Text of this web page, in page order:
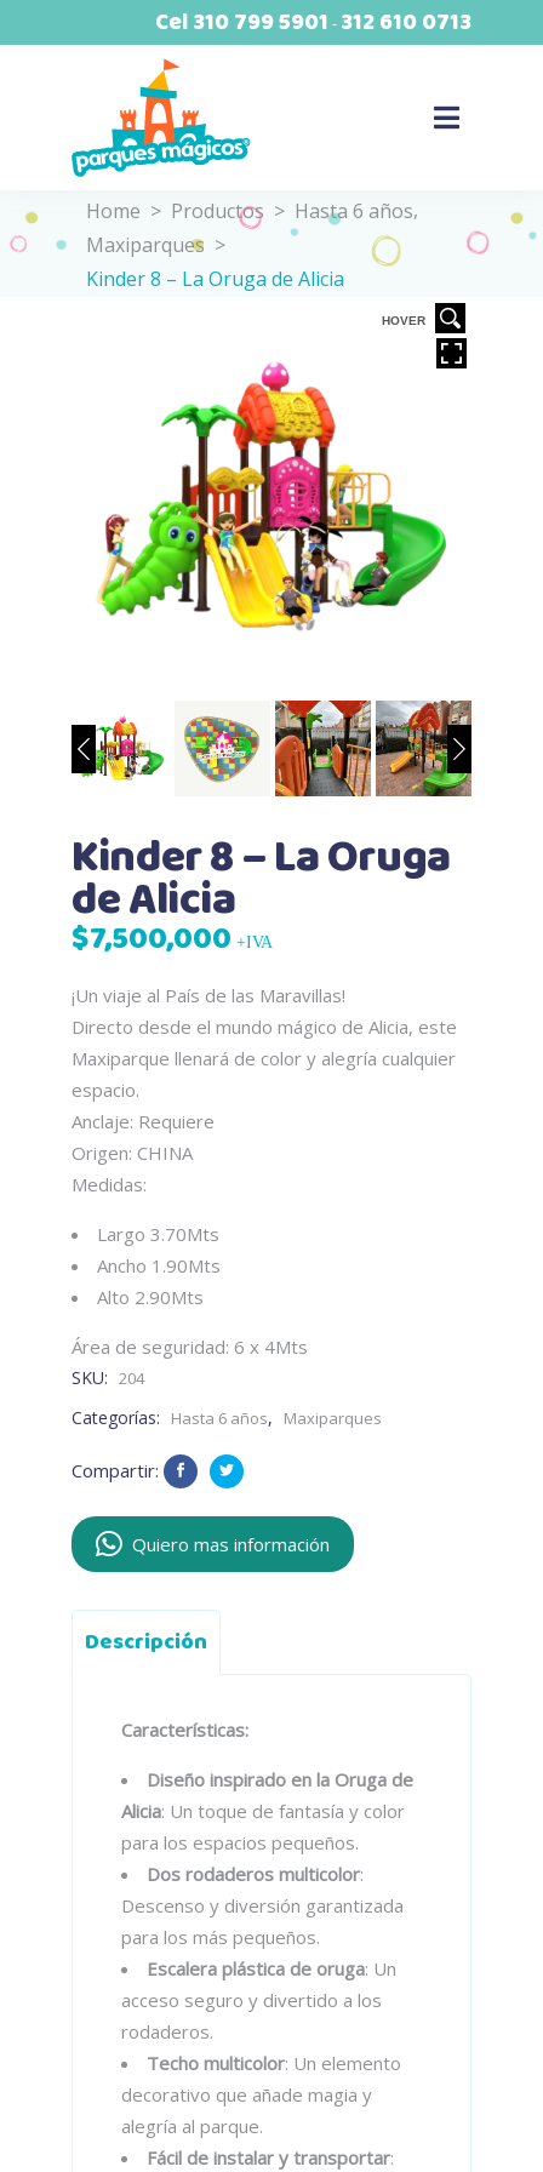
Cel310 799 5901 - 312 610 0713
Home > Productos > Hasta 6 años,
Maxiparques >
Kinder 8 – La Oruga de Alicia
HOVER
Kinder 8 – La Oruga
de Alicia
$7,500,000 +IVA
¡Un viaje al País de las Maravillas!
Directo desde el mundo mágico de Alicia, este
Maxiparque llenará de color y alegría cualquier
espacio.
Anclaje: Requiere
Origen: CHINA
Medidas:
Largo 3.70Mts
Ancho 1.90Mts
Alto 2.90Mts
Área de seguridad: 6 x 4Mts
SKU: 204
Categorías: Hasta 6 años, Maxiparques
Compartir:
Quiero mas información
Descripción
Características:
Diseño inspirado en la Oruga de
Alicia: Un toque de fantasía y color
para los espacios pequeños.
Dos rodaderos multicolor:
Descenso y diversión garantizada
para los más pequeños.
Escalera plástica de oruga: Un
acceso seguro y divertido a los
rodaderos.
Techo multicolor: Un elemento
decorativo que añade magia y
alegría al parque.
Fácil de instalar y transportar: